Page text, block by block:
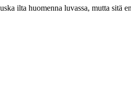
ilta huomenna luvassa, mutta sitä